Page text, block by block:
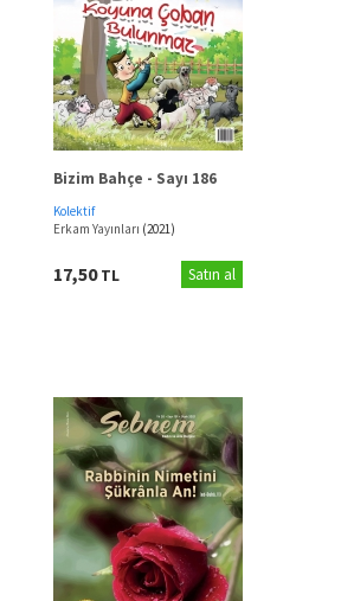
Bizim Bahçe - Sayı 186
Kolektif
Erkam Yayınları (2021)
17,50TL Satın al